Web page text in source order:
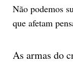
Não podemos
que afetam
As armas do